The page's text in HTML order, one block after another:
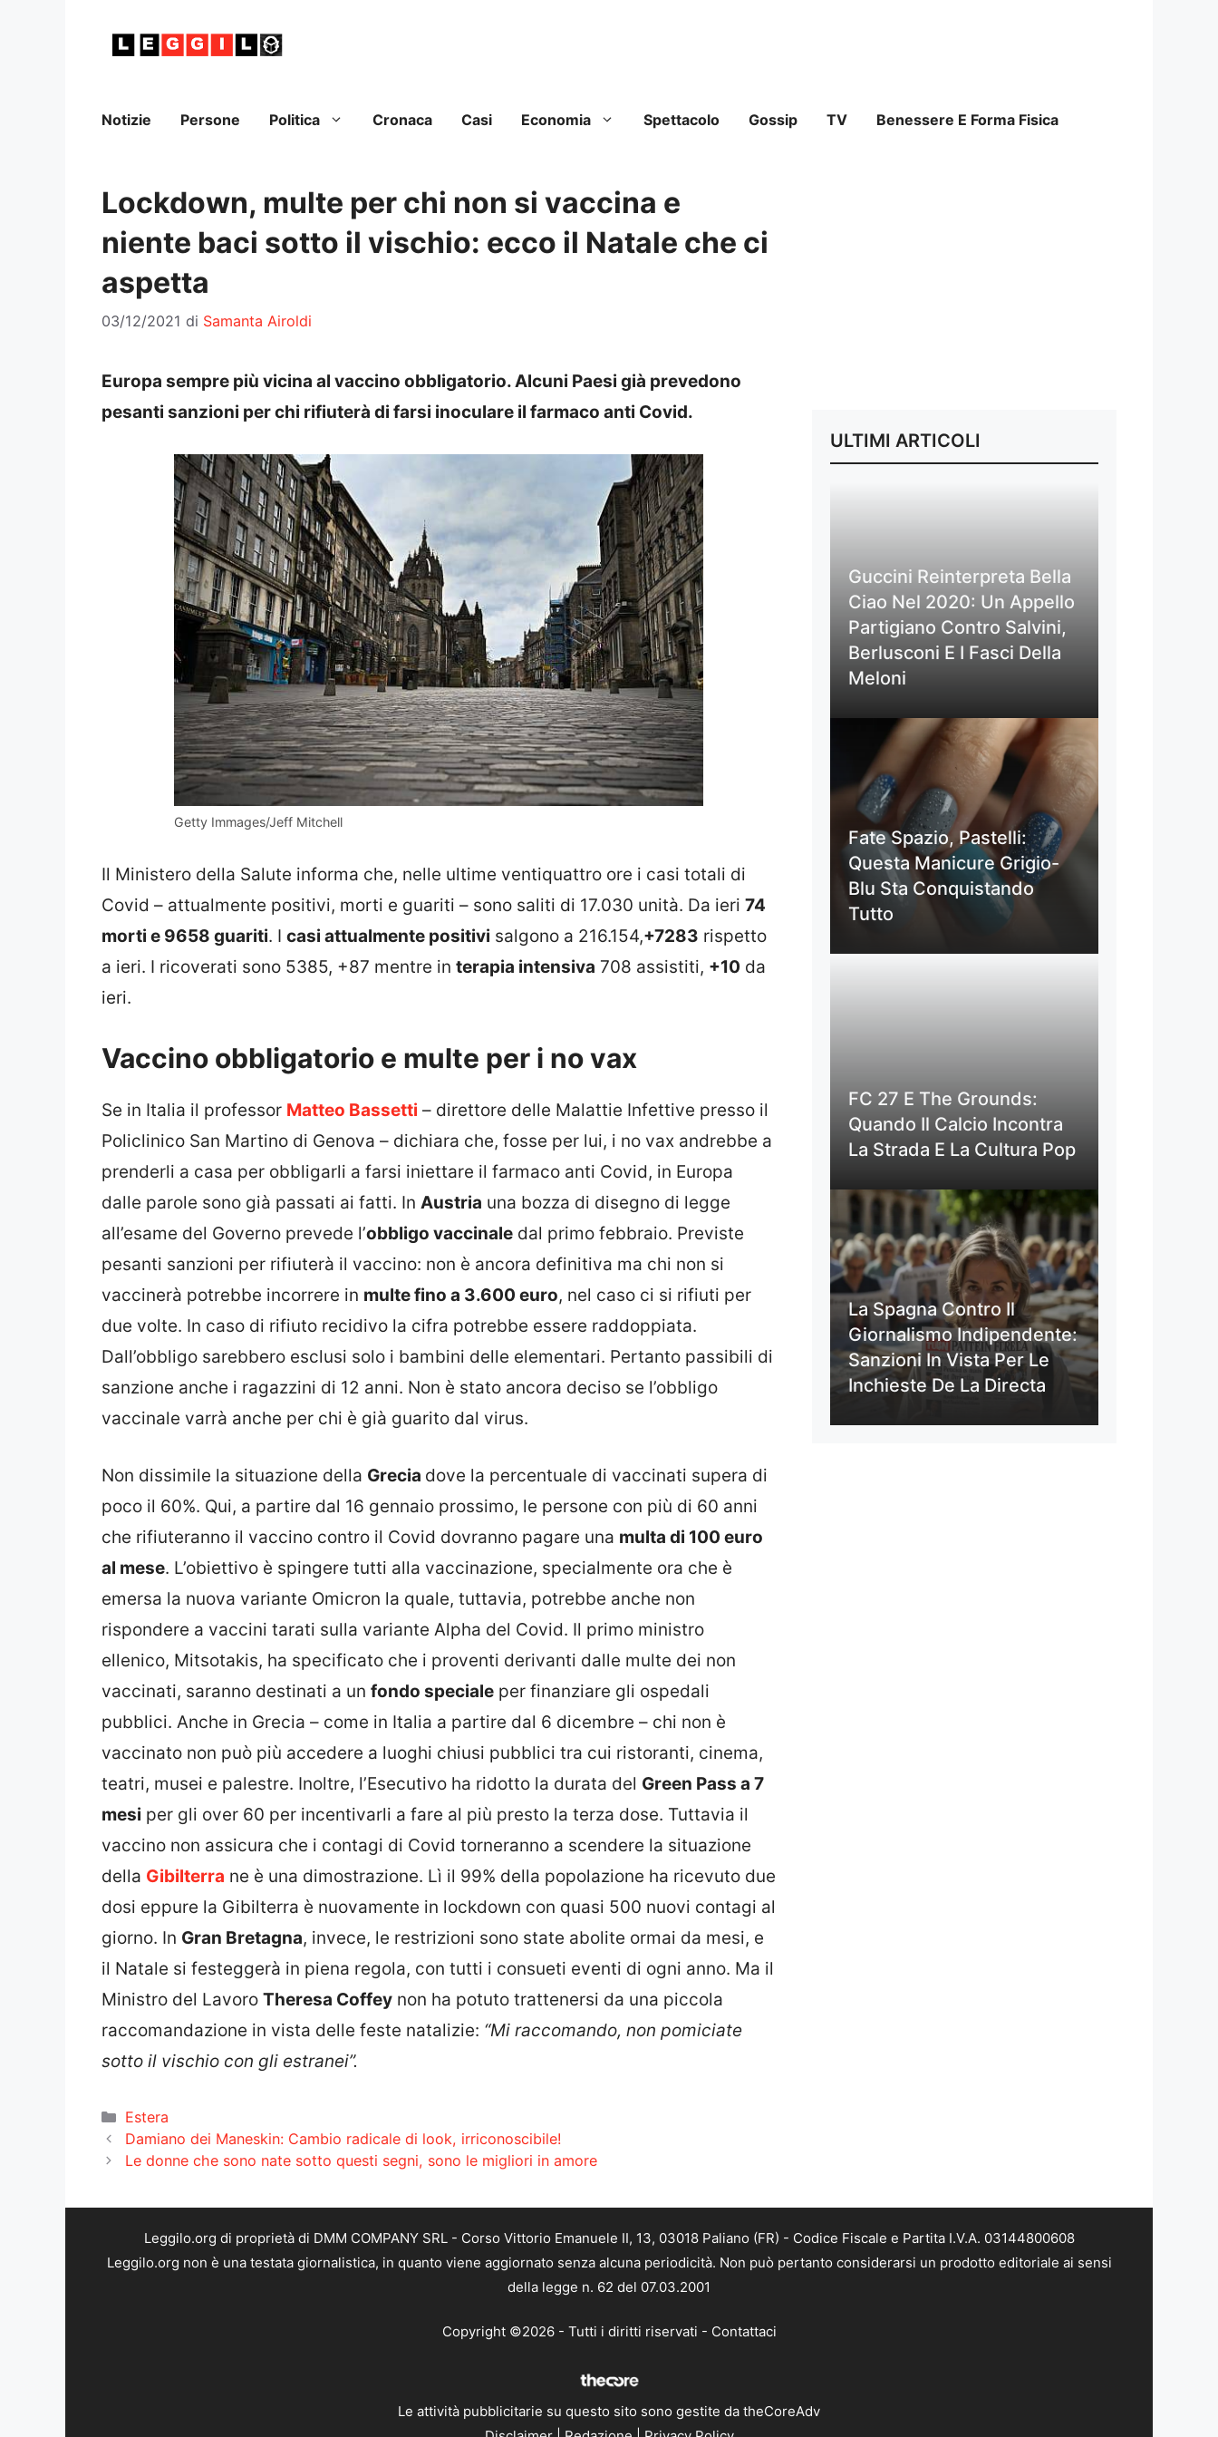
Notizie Persone Politica Cronaca Casi Economia Spettacolo Gossip TV Benessere E Forma Fisica
Lockdown, multe per chi non si vaccina e
niente baci sotto il vischio: ecco il Natale che ci
aspetta
03/12/2021 di Samanta Airoldi
Europa sempre più vicina al vaccino obbligatorio. Alcuni Paesi già prevedono
pesanti sanzioni per chi rifiuterà di farsi inoculare il farmaco anti Covid.
Getty Immages/Jeff Mitchell
Il Ministero della Salute informa che, nelle ultime ventiquattro ore i casi totali di
Covid – attualmente positivi, morti e guariti – sono saliti di 17.030 unità. Da ieri 74
morti e 9658 guariti. I casi attualmente positivi salgono a 216.154,+7283 rispetto
a ieri. I ricoverati sono 5385, +87 mentre in terapia intensiva 708 assistiti, +10 da
ieri.
Vaccino obbligatorio e multe per i no vax
Se in Italia il professor Matteo Bassetti – direttore delle Malattie Infettive presso il
Policlinico San Martino di Genova – dichiara che, fosse per lui, i no vax andrebbe a
prenderli a casa per obbligarli a farsi iniettare il farmaco anti Covid, in Europa
dalle parole sono già passati ai fatti. In Austria una bozza di disegno di legge
all’esame del Governo prevede l’obbligo vaccinale dal primo febbraio. Previste
pesanti sanzioni per rifiuterà il vaccino: non è ancora definitiva ma chi non si
vaccinerà potrebbe incorrere in multe fino a 3.600 euro, nel caso ci si rifiuti per
due volte. In caso di rifiuto recidivo la cifra potrebbe essere raddoppiata.
Dall’obbligo sarebbero esclusi solo i bambini delle elementari. Pertanto passibili di
sanzione anche i ragazzini di 12 anni. Non è stato ancora deciso se l’obbligo
vaccinale varrà anche per chi è già guarito dal virus.
Non dissimile la situazione della Grecia dove la percentuale di vaccinati supera di
poco il 60%. Qui, a partire dal 16 gennaio prossimo, le persone con più di 60 anni
che rifiuteranno il vaccino contro il Covid dovranno pagare una multa di 100 euro
al mese. L’obiettivo è spingere tutti alla vaccinazione, specialmente ora che è
emersa la nuova variante Omicron la quale, tuttavia, potrebbe anche non
rispondere a vaccini tarati sulla variante Alpha del Covid. Il primo ministro
ellenico, Mitsotakis, ha specificato che i proventi derivanti dalle multe dei non
vaccinati, saranno destinati a un fondo speciale per finanziare gli ospedali
pubblici. Anche in Grecia – come in Italia a partire dal 6 dicembre – chi non è
vaccinato non può più accedere a luoghi chiusi pubblici tra cui ristoranti, cinema,
teatri, musei e palestre. Inoltre, l’Esecutivo ha ridotto la durata del Green Pass a 7
mesi per gli over 60 per incentivarli a fare al più presto la terza dose. Tuttavia il
vaccino non assicura che i contagi di Covid torneranno a scendere la situazione
della Gibilterra ne è una dimostrazione. Lì il 99% della popolazione ha ricevuto due
dosi eppure la Gibilterra è nuovamente in lockdown con quasi 500 nuovi contagi al
giorno. In Gran Bretagna, invece, le restrizioni sono state abolite ormai da mesi, e
il Natale si festeggerà in piena regola, con tutti i consueti eventi di ogni anno. Ma il
Ministro del Lavoro Theresa Coffey non ha potuto trattenersi da una piccola
raccomandazione in vista delle feste natalizie: “Mi raccomando, non pomiciate
sotto il vischio con gli estranei”.
Categorie
Estera
Damiano dei Maneskin: Cambio radicale di look, irriconoscibile!
Le donne che sono nate sotto questi segni, sono le migliori in amore
ULTIMI ARTICOLI
Guccini Reinterpreta Bella
Ciao Nel 2020: Un Appello
Partigiano Contro Salvini,
Berlusconi E I Fasci Della
Meloni
Fate Spazio, Pastelli:
Questa Manicure Grigio-
Blu Sta Conquistando
Tutto
FC 27 E The Grounds:
Quando Il Calcio Incontra
La Strada E La Cultura Pop
La Spagna Contro Il
Giornalismo Indipendente:
Sanzioni In Vista Per Le
Inchieste De La Directa
Leggilo.org di proprietà di DMM COMPANY SRL - Corso Vittorio Emanuele II, 13, 03018 Paliano (FR) - Codice Fiscale e Partita I.V.A. 03144800608
Leggilo.org non è una testata giornalistica, in quanto viene aggiornato senza alcuna periodicità. Non può pertanto considerarsi un prodotto editoriale ai sensi
della legge n. 62 del 07.03.2001
Copyright ©2026 - Tutti i diritti riservati - Contattaci
Le attività pubblicitarie su questo sito sono gestite da theCoreAdv